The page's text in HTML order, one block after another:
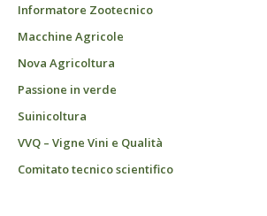
Informatore Zootecnico
Macchine Agricole
Nova Agricoltura
Passione in verde
Suinicoltura
VVQ – Vigne Vini e Qualità
Comitato tecnico scientifico